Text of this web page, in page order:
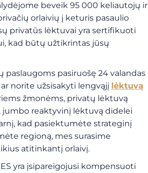
beveik 95 000 keliautojų ir
orlaivių į keturis pasaulio
privatūs lėktuvai yra sertifikuoti
kad būtų užtikrintas jūsų
paslaugoms pasiruošę 24 valandas
norite užsisakyti lengvąjį lėktuvą
žmonėms, privatų lėktuvą
jumbo reaktyvinį lėktuvą didelei
kad pasiektumėte strateginį
regioną, mes surasime
atitinkantį orlaivį.
yra įsipareigojusi kompensuoti